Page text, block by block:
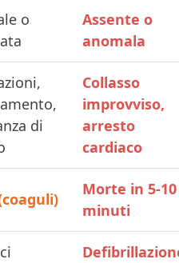
o
Assente o
anomala
di
Collasso
improvviso,
arresto
cardiaco
Morte in 5-10
minuti